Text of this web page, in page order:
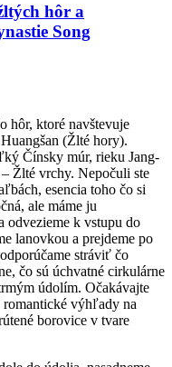
hôr a
Song
hôr, ktoré navštevuje
(Žlté hory).
Čínsky múr, rieku Jang-
Žlté vrchy. Nepočuli ste
esencia toho čo si
ale máme ju
odvezieme k vstupu do
lanovkou a prejdeme po
stráviť čo
čo sú úchvatné cirkulárne
údolím. Očakávajte
výhľady na
borovice v tvare